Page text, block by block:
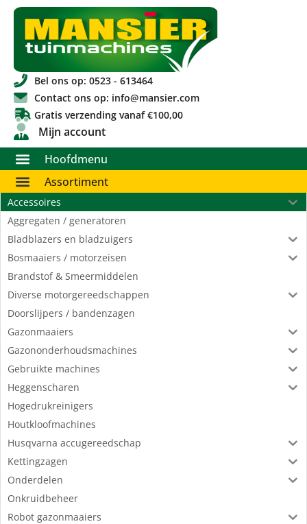
Bel ons op: 0523 - 613464
Contact ons op: info@mansier.com
Gratis verzending vanaf €100,00
Mijn account
Hoofdmenu
Assortiment
Accessoires
Aggregaten / generatoren
Bladblazers en bladzuigers
Bosmaaiers / motorzeisen
Brandstof & Smeermiddelen
Diverse motorgereedschappen
Doorslijpers / bandenzagen
Gazonmaaiers
Gazononderhoudsmachines
Gebruikte machines
Heggenscharen
Hogedrukreinigers
Houtkloofmachines
Husqvarna accugereedschap
Kettingzagen
Onderdelen
Onkruidbeheer
Robot gazonmaaiers